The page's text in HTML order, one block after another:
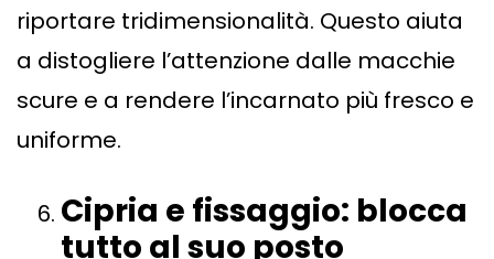
riportare tridimensionalità. Questo aiuta
a distogliere l’attenzione dalle macchie
scure e a rendere l’incarnato più fresco e
uniforme.
Cipria e fissaggio: blocca
tutto al suo posto